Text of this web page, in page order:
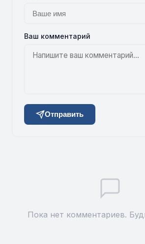
Ваш комментарий
Отправить
Пока нет комментариев.